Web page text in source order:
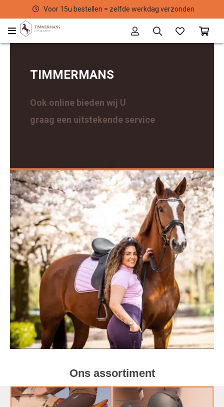
Voor 15u bestellen = zelfde werkdag verzonden
Ook online bieden wij U
graag een uitstekende service
​TIMMERMANS
Ons assortiment